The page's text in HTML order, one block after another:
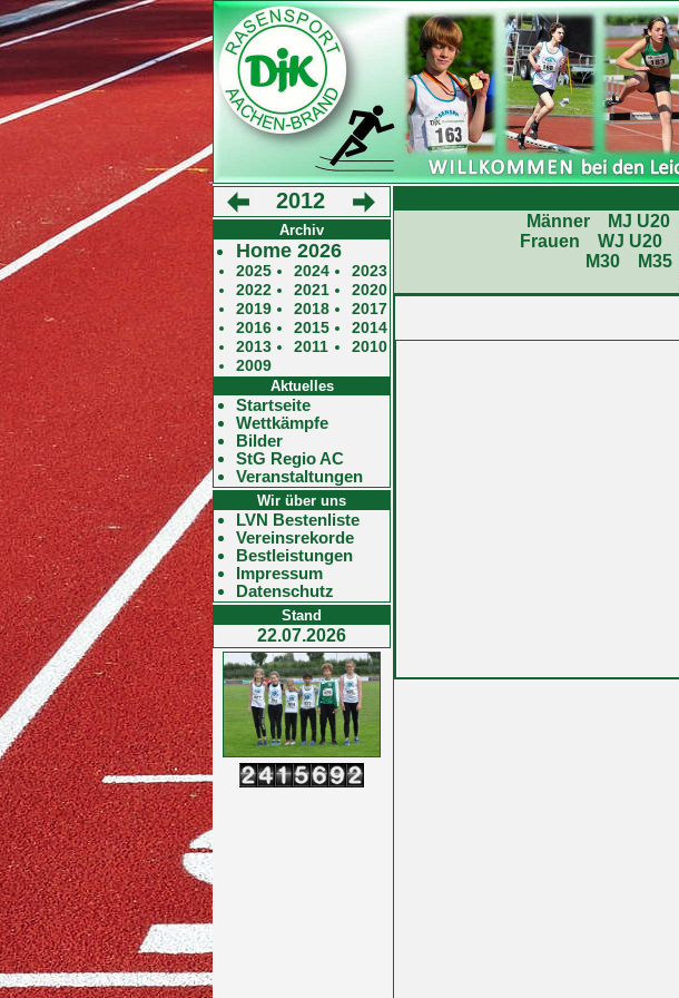
2012
Archiv
Home 2026
2025 2024
2023
2022
2021
2020
2019
2018
2017
2016
2015
2014
2013
2011
2010
2009
Aktuelles
Startseite
Wettkämpfe
Bilder
StG Regio AC
Veranstaltungen
Wir über uns
LVN Bestenliste
Vereinsrekorde
Bestleistungen
Impressum
Datenschutz
Stand
22.07.2026
Männer
MJ U20
Frauen
WJ U20
M30
M35